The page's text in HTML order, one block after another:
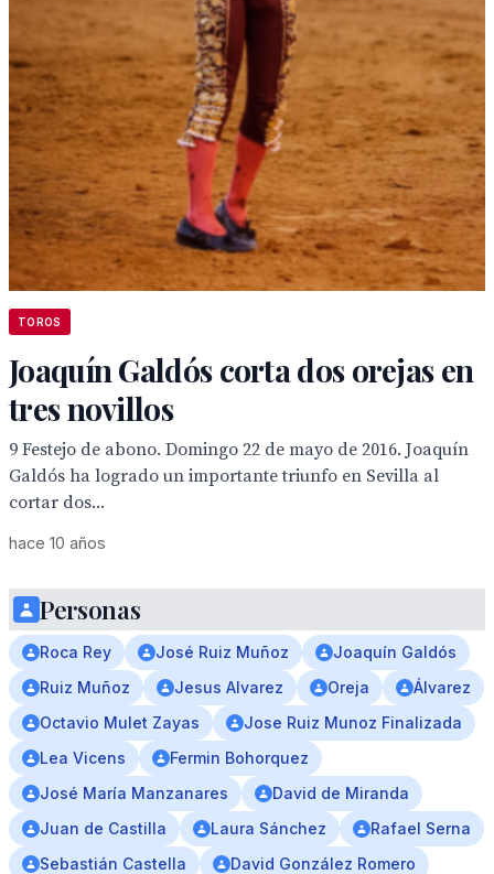
TOROS
Joaquín Galdós corta dos orejas en
tres novillos
9 Festejo de abono. Domingo 22 de mayo de 2016. Joaquín
Galdós ha logrado un importante triunfo en Sevilla al
cortar dos...
hace 10 años
Personas
Roca Rey José Ruiz Muñoz
Joaquín Galdós
Ruiz Muñoz
Jesus Alvarez Oreja
Álvarez
Octavio Mulet Zayas
Jose Ruiz Munoz Finalizada
Lea Vicens
Fermin Bohorquez
José María Manzanares
David de Miranda
Juan de Castilla
Laura Sánchez
Rafael Serna
Sebastián Castella
David González Romero